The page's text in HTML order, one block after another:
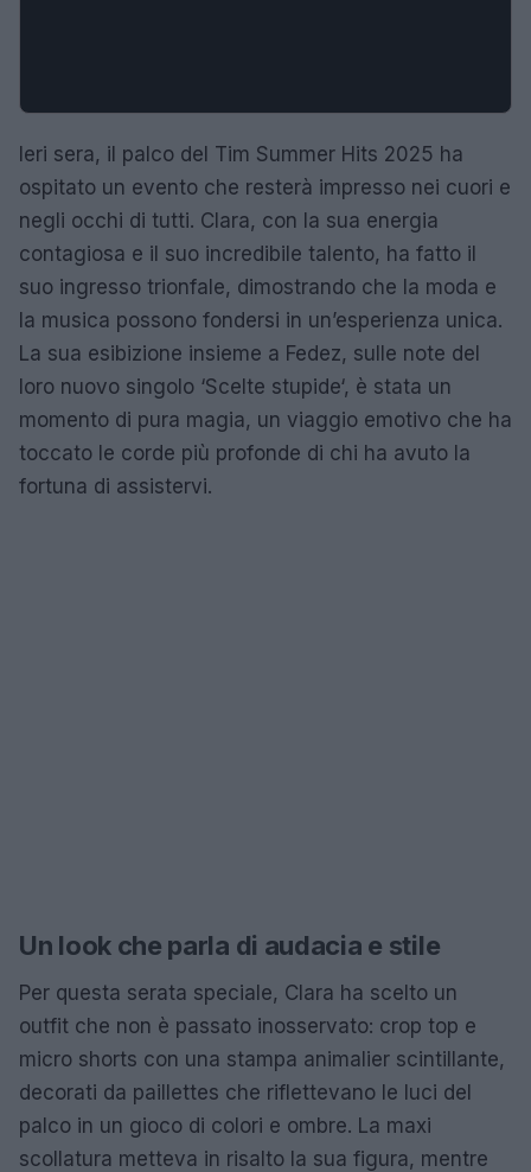
Ieri sera, il palco del Tim Summer Hits 2025 ha
ospitato un evento che resterà impresso nei cuori e
negli occhi di tutti. Clara, con la sua energia
contagiosa e il suo incredibile talento, ha fatto il
suo ingresso trionfale, dimostrando che la moda e
la musica possono fondersi in un’esperienza unica.
La sua esibizione insieme a Fedez, sulle note del
loro nuovo singolo ‘Scelte stupide‘, è stata un
momento di pura magia, un viaggio emotivo che ha
toccato le corde più profonde di chi ha avuto la
fortuna di assistervi.
Un look che parla di audacia e stile
Per questa serata speciale, Clara ha scelto un
outfit che non è passato inosservato: crop top e
micro shorts con una stampa animalier scintillante,
decorati da paillettes che riflettevano le luci del
palco in un gioco di colori e ombre. La maxi
scollatura metteva in risalto la sua figura, mentre